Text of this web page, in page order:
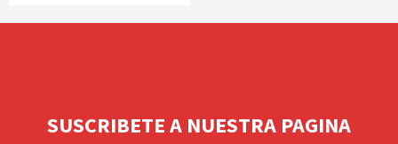
SUSCRIBETE A NUESTRA PAGINA